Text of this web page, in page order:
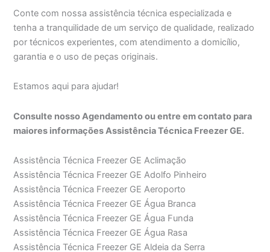
Conte com nossa assistência técnica especializada e
tenha a tranquilidade de um serviço de qualidade, realizado
por técnicos experientes, com atendimento a domicílio,
garantia e o uso de peças originais.
Estamos aqui para ajudar!
Consulte nosso Agendamento ou entre em contato para
maiores informações Assistência Técnica Freezer GE.
Assistência Técnica Freezer GE Aclimação
Assistência Técnica Freezer GE Adolfo Pinheiro
Assistência Técnica Freezer GE Aeroporto
Assistência Técnica Freezer GE Água Branca
Assistência Técnica Freezer GE Água Funda
Assistência Técnica Freezer GE Água Rasa
Assistência Técnica Freezer GE Aldeia da Serra